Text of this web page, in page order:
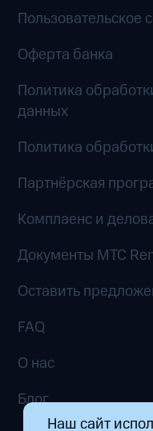
Наш сайт
Пользовательское
Оферта банка
Политика
данных
Политика
Партнёрская
Комплаенс и
Документы MTC
Оставить
FAQ
О нас
Блог